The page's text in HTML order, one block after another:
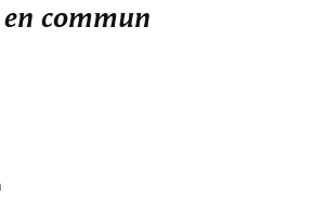
commun